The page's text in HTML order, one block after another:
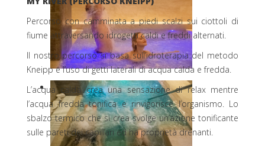
Percorso con camminata a piedi scalzi sui ciottoli di
fiume attraversando idrogetti caldi e freddi alternati.
Il nostro percorso si basa sull’idroterapia del metodo
Kneipp e l’uso di getti laterali di acqua calda e fredda.
L’acqua calda crea una sensazione di relax mentre
l’acqua fredda tonifica e rinvigorisce l’organismo. Lo
sbalzo termico che si crea svolge un’azione tonificante
sulle pareti dei capillari ed ha proprietà drenanti.